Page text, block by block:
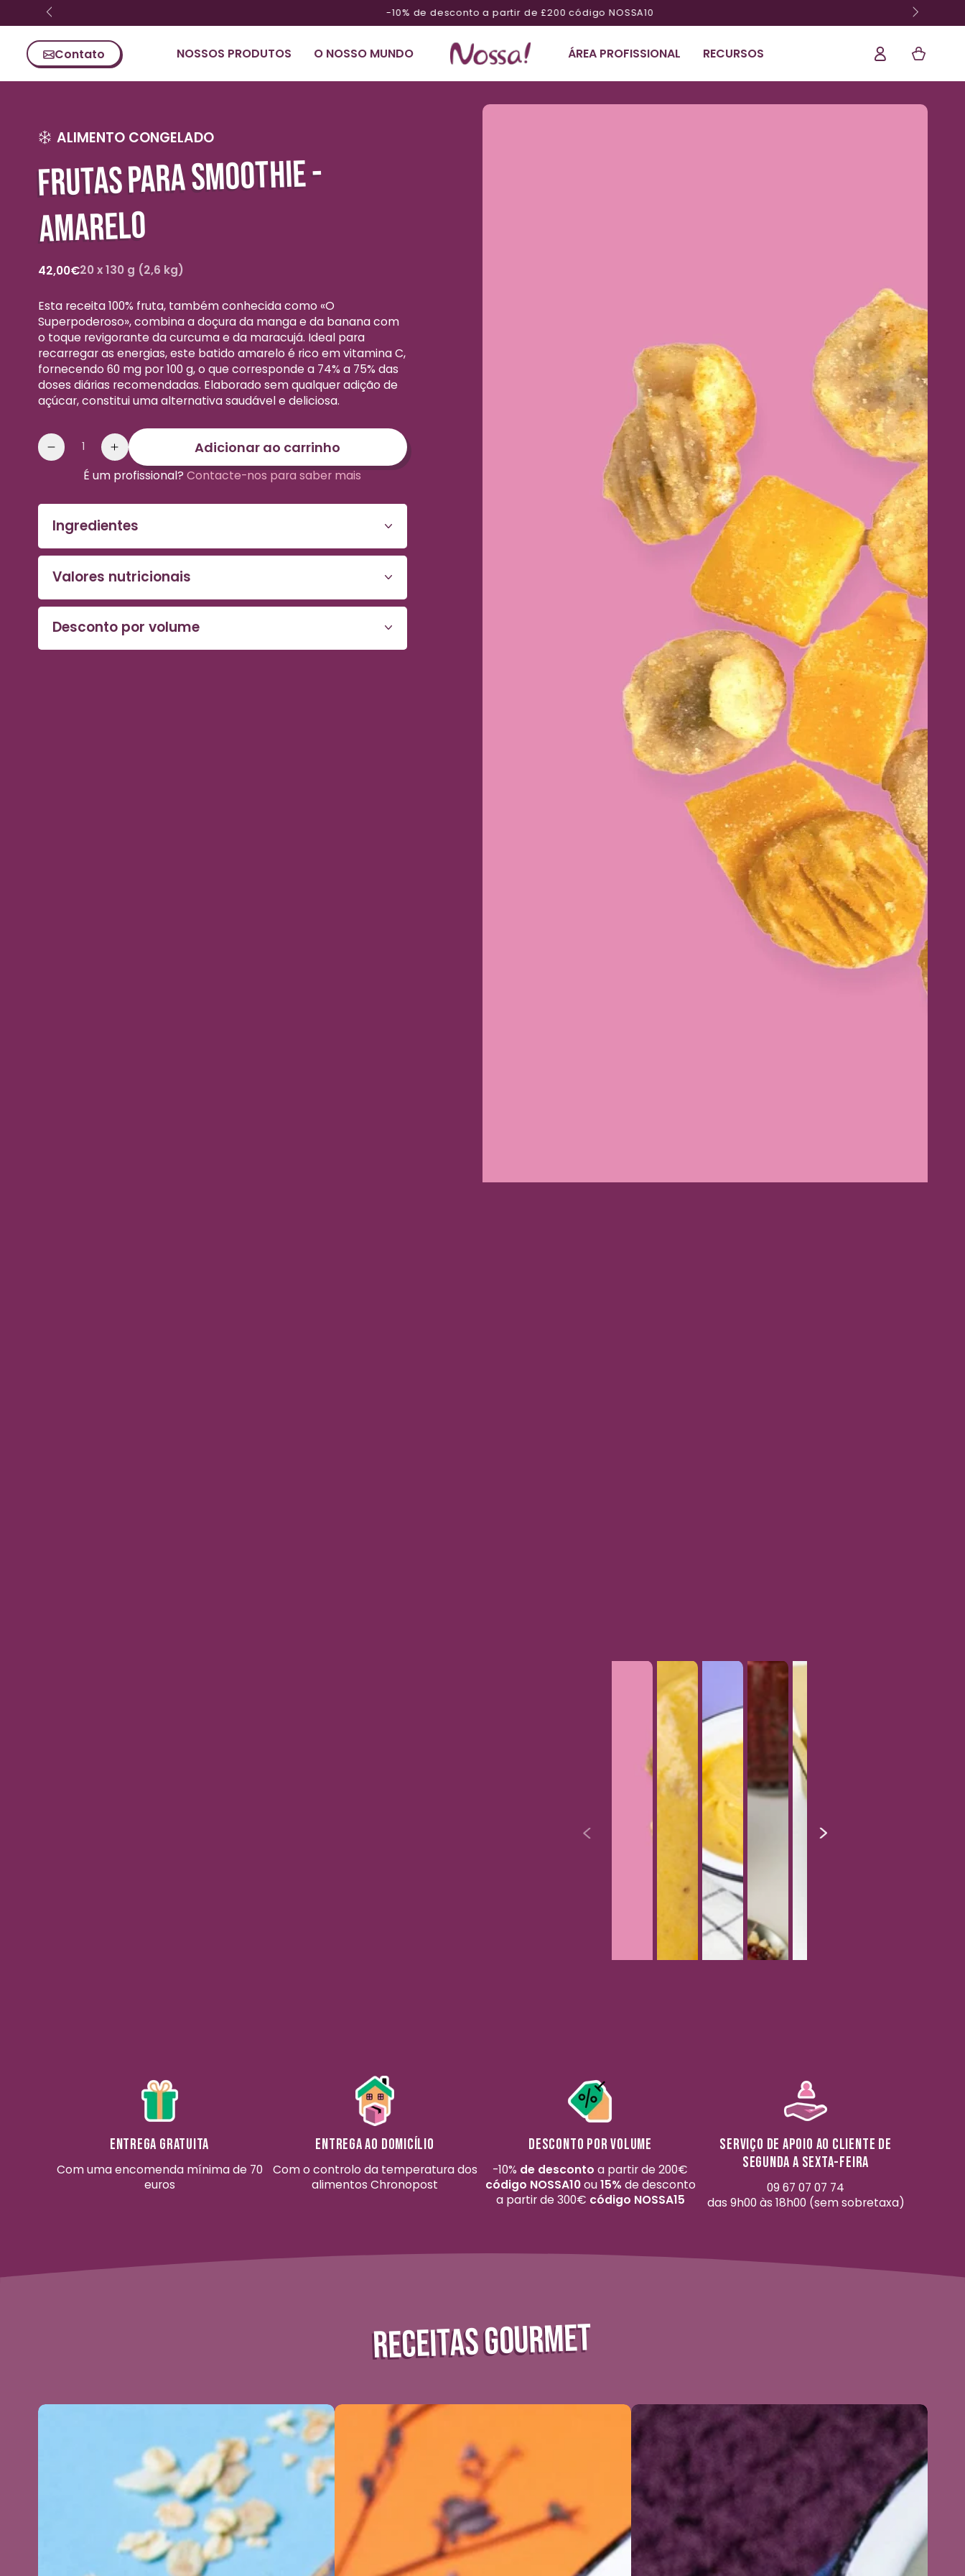
Ignorar conteúdo -10% de desconto a partir de £200 código NOSSA10
Contato NOSSOS PRODUTOS O NOSSO MUNDO ÁREA PROFISSIONAL RECURSOS Ligação Cesta
Ignorar
ALIMENTO CONGELADO
FRUTAS PARA SMOOTHIE -
AMARELO
Preço
20 x 130 g (2,6 kg)
42,00€
Esta receita 100% fruta, também conhecida como «O
Superpoderoso», combina a doçura da manga e da banana com
o toque revigorante da curcuma e da maracujá. Ideal para
recarregar as energias, este batido amarelo é rico em vitamina C,
fornecendo 60 mg por 100 g, o que corresponde a 74% a 75% das
doses diárias recomendadas. Elaborado sem qualquer adição de
açúcar, constitui uma alternativa saudável e deliciosa.
Quantidade
Reduzir
quantidade
de
Smoothie
amarelo
a
misturado
Aumentar
a
quantidade
de
Smoothie
amarelo
a
misturado
Adicionar ao carrinho
É um profissional?Contacte-nos para saber mais
Ingredientes
Valores nutricionais
Desconto por volume
Entrega gratuita
Com uma encomenda mínima de 70
euros
Entrega ao domicílio
Com o controlo da temperatura dos
alimentos Chronopost
Desconto por volume
-10% de desconto a partir de 200€
código NOSSA10ou15% de desconto
a partir de 300€ código NOSSA15
Serviço de apoio ao cliente de
segunda a sexta-feira
09 67 07 07 74
das 9h00 às 18h00 (sem sobretaxa)
RECEITAS GOURMET